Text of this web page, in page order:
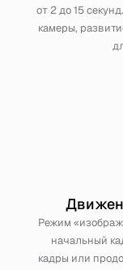
от 2 до 15
камеры,
Режим
начальный
кадры или